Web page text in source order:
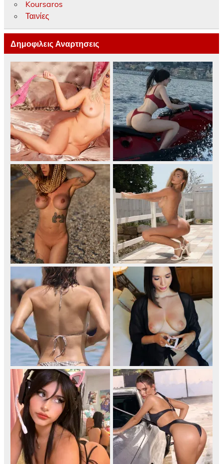
Koursaros
Ταινίες
Δημοφιλεις Αναρτησεις